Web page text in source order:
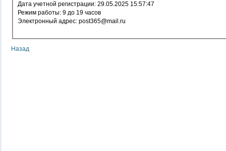
Дата учетной регистрации: 29.05.2025 15:57:47
Режим работы: 9 до 19 часов
Электронный адрес: post365@mail.ru
Назад